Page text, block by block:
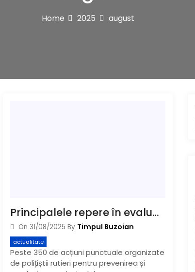
Home 2025 august
Principalele repere în evaluarea riscului rutier în primele 7 luni ale anului în curs
On 31/08/2025 By Timpul Buzoian
actualitate
Peste 350 de acțiuni punctuale organizate
de polițiștii rutieri pentru prevenirea și